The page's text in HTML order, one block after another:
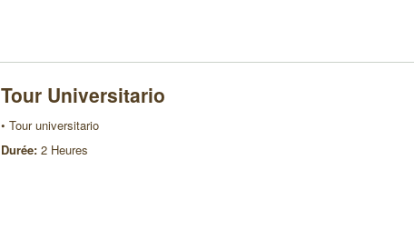
Tour Universitario
• Tour universitario
Durée: 2 Heures